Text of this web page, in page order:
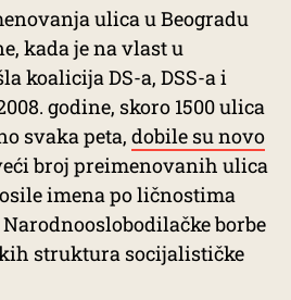
ulica u Beogradu
kada je na vlast u
koalicija DS-a, DSS-a i
godine, skoro 1500 ulica
svaka peta, dobile su novo
broj preimenovanih ulica
imena po ličnostima
borbe
struktura socijalističke